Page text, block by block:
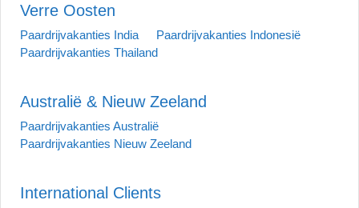
Verre Oosten
Paardrijvakanties India
Paardrijvakanties Indonesië
Paardrijvakanties Thailand
Australië & Nieuw Zeeland
Paardrijvakanties Australië
Paardrijvakanties Nieuw Zeeland
International Clients